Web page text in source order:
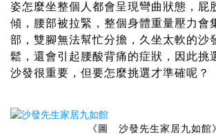
姿怎麼坐整個人都會呈現彎曲狀態，屁
傾，腰部被拉緊，整個身體重量壓力會
部，雙腳無法幫忙分擔，久坐太軟的沙
鬆，還會引起腰酸背痛的症狀，因此挑
沙發很重要，但要怎麼挑選才準確呢？
《圖 沙發先生家居九如館》